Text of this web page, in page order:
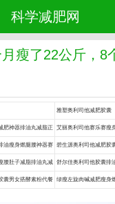
科学减肥网
瘦了22公斤，8
雅塑奥利司他减肥胶囊
肥神器排油丸减脂正 艾丽奥利司他赛乐赛瘦
品药
油瘦身燃腿腰神器赛 碧生源奥利司他减肥胶
乐赛丸脂药
腰肚子减脂排油丸减 舒尔佳奥利司他胶囊排
肥药
囊男女搭酵素粉代餐 绿瘦左旋肉碱减肥瘦身